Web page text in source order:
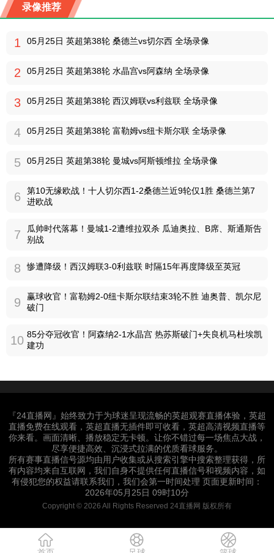
录像推荐
1 05月25日 英超第38轮 桑德兰vs切尔西 全场录像
2 05月25日 英超第38轮 水晶宫vs阿森纳 全场录像
3 05月25日 英超第38轮 西汉姆联vs利兹联 全场录像
4 05月25日 英超第38轮 富勒姆vs纽卡斯尔联 全场录像
5 05月25日 英超第38轮 曼城vs阿斯顿维拉 全场录像
6
第10无缘欧战！十人切尔西1-2桑德兰近9轮仅1胜 桑德兰第7
进欧战
7
瓜帅时代落幕！曼城1-2遭维拉双杀 瓜迪奥拉、B席、斯通斯告
别战
8 惨遭降级！西汉姆联3-0利兹联 时隔15年再度降级至英冠
9
赢球收官！富勒姆2-0纽卡斯尔联结束3轮不胜 迪奥普、凯尔尼
破门
10 85分夺冠收官！阿森纳2-1水晶宫 热苏斯破门+失良机马杜埃凯
建功
『24直播网』始终致力于为球迷呈现流畅的英超观赛直播体验，英超
直播免费在线观看，英超直播无插件即可收看，英超高清视频直播等
你来看。画面清晰、播放稳定无卡顿。让你不错过每一场焦点大战，
尽享便捷高效、沉浸式拉满的优质看球服务。
所有赛事直播信号源均由用户收集或从搜索引擎中搜索整理获得，所
有内容均来自互联网，我们自身不提供任何直播信号和视频内容，如
有侵犯您的权益请联系我们，我们会第一时间处理 页面更新时间：
2026年05月25日 09时10分
Copyright © 2026 All Rights Reserved 24直播网 版权所有